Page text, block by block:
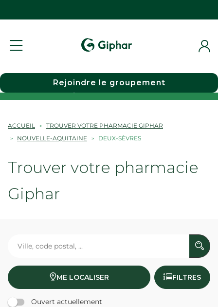
Choisir une pharmacie
Rejoindre le groupement
ACCUEIL
TROUVER VOTRE PHARMACIE GIPHAR
NOUVELLE-AQUITAINE
DEUX-SÈVRES
Trouver votre pharmacie
Giphar
ME LOCALISER FILTRES
Ouvert actuellement